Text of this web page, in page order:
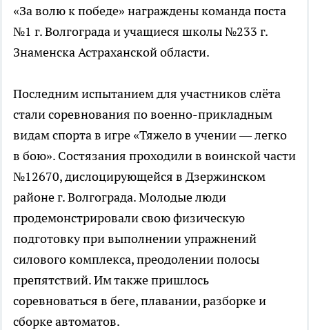
«За волю к победе» награждены команда поста
№1 г. Волгограда и учащиеся школы №233 г.
Знаменска Астраханской области.
Последним испытанием для участников слёта
стали соревнования по военно-прикладным
видам спорта в игре «Тяжело в учении — легко
в бою». Состязания проходили в воинской части
№12670, дислоцирующейся в Дзержинском
районе г. Волгограда. Молодые люди
продемонстрировали свою физическую
подготовку при выполнении упражнений
силового комплекса, преодолении полосы
препятствий. Им также пришлось
соревноваться в беге, плавании, разборке и
сборке автоматов.